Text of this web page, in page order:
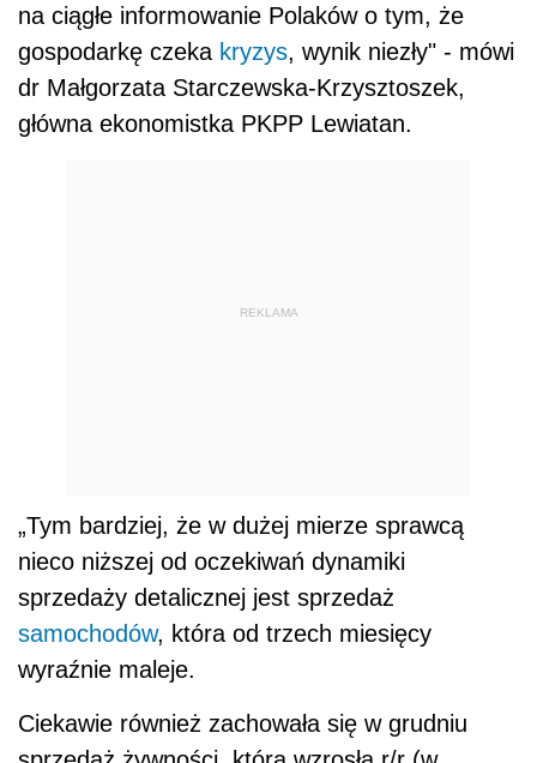
na ciągłe informowanie Polaków o tym, że
gospodarkę czeka kryzys, wynik niezły" - mówi
dr Małgorzata Starczewska-Krzysztoszek,
główna ekonomistka PKPP Lewiatan.
REKLAMA
„Tym bardziej, że w dużej mierze sprawcą
nieco niższej od oczekiwań dynamiki
sprzedaży detalicznej jest sprzedaż
samochodów, która od trzech miesięcy
wyraźnie maleje.
Ciekawie również zachowała się w grudniu